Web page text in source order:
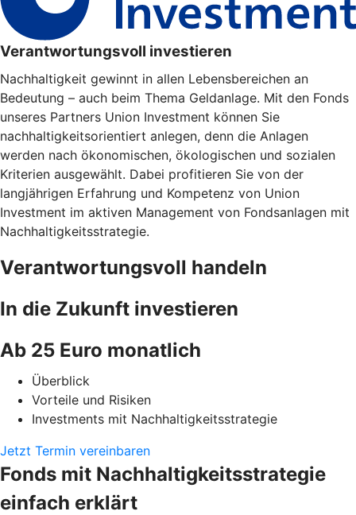
Verantwortungsvoll investieren
Nachhaltigkeit gewinnt in allen Lebensbereichen an
Bedeutung – auch beim Thema Geldanlage. Mit den Fonds
unseres Partners Union Investment können Sie
nachhaltigkeitsorientiert anlegen, denn die Anlagen
werden nach ökonomischen, ökologischen und sozialen
Kriterien ausgewählt. Dabei profitieren Sie von der
langjährigen Erfahrung und Kompetenz von Union
Investment im aktiven Management von Fondsanlagen mit
Nachhaltigkeitsstrategie.
Verantwortungsvoll handeln
In die Zukunft investieren
Ab 25 Euro monatlich
Überblick
Vorteile und Risiken
Investments mit Nachhaltigkeitsstrategie
Jetzt Termin vereinbaren
Fonds mit Nachhaltigkeitsstrategie
einfach erklärt